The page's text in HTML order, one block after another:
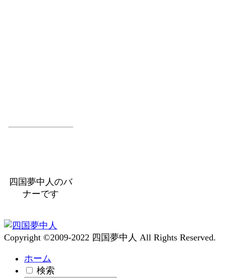
四国夢中人のバ
ナーです
Copyright ©2009-2022 四国夢中人 All Rights Reserved.
ホーム
検索